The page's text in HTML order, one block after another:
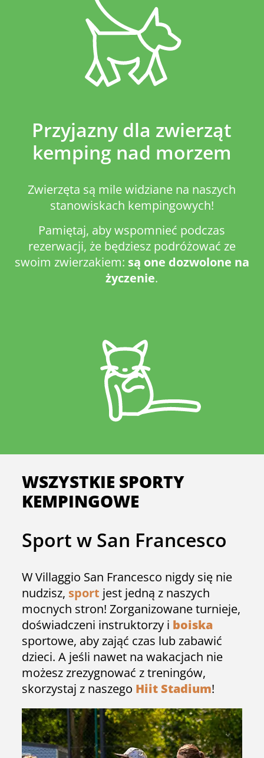
Przyjazny dla zwierząt
kemping nad morzem
Zwierzęta są mile widziane na naszych
stanowiskach kempingowych!
Pamiętaj, aby wspomnieć podczas
rezerwacji, że będziesz podróżować ze
swoim zwierzakiem: są one dozwolone na
życzenie.
WSZYSTKIE SPORTY
KEMPINGOWE
Sport w San Francesco
W Villaggio San Francesco nigdy się nie
nudzisz, sport jest jedną z naszych
mocnych stron! Zorganizowane turnieje,
doświadczeni instruktorzy i boiska
sportowe, aby zająć czas lub zabawić
dzieci. A jeśli nawet na wakacjach nie
możesz zrezygnować z treningów,
skorzystaj z naszego Hiit Stadium!